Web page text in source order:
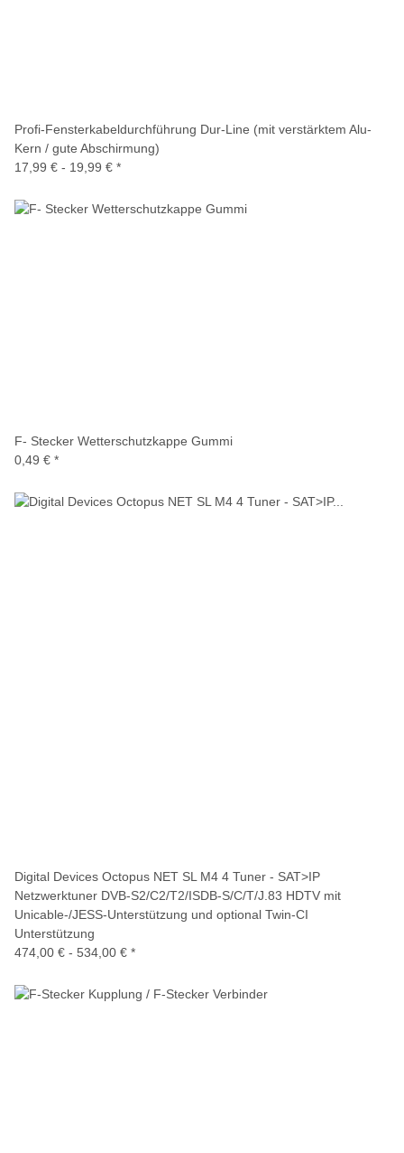
Profi-Fensterkabeldurchführung Dur-Line (mit verstärktem Alu-
Kern / gute Abschirmung)
17,99 € - 19,99 € *
F- Stecker Wetterschutzkappe Gummi
0,49 € *
Digital Devices Octopus NET SL M4 4 Tuner - SAT>IP
Netzwerktuner DVB-S2/C2/T2/ISDB-S/C/T/J.83 HDTV mit
Unicable-/JESS-Unterstützung und optional Twin-CI
Unterstützung
474,00 € - 534,00 € *